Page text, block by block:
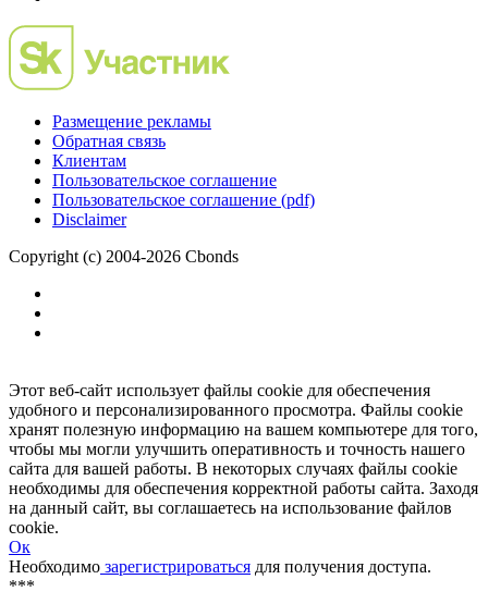
Размещение рекламы
Обратная связь
Пользовательское соглашение
Copyright (c) 2004-2026 Cbonds
Этот веб-сайт использует файлы cookie для обеспечения
удобного и персонализированного просмотра. Файлы cookie
хранят полезную информацию на вашем компьютере для того,
чтобы мы могли улучшить оперативность и точность нашего
сайта для вашей работы. В некоторых случаях файлы cookie
необходимы для обеспечения корректной работы сайта. Заходя
на данный сайт, вы соглашаетесь на использование файлов